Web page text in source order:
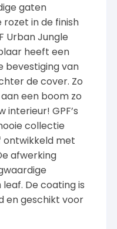
gaten
in de finish
Urban Jungle
heeft een
bevestiging van
de cover. Zo
een boom zo
interieur! GPF’s
collectie
ontwikkeld met
afwerking
De coating is
en geschikt voor